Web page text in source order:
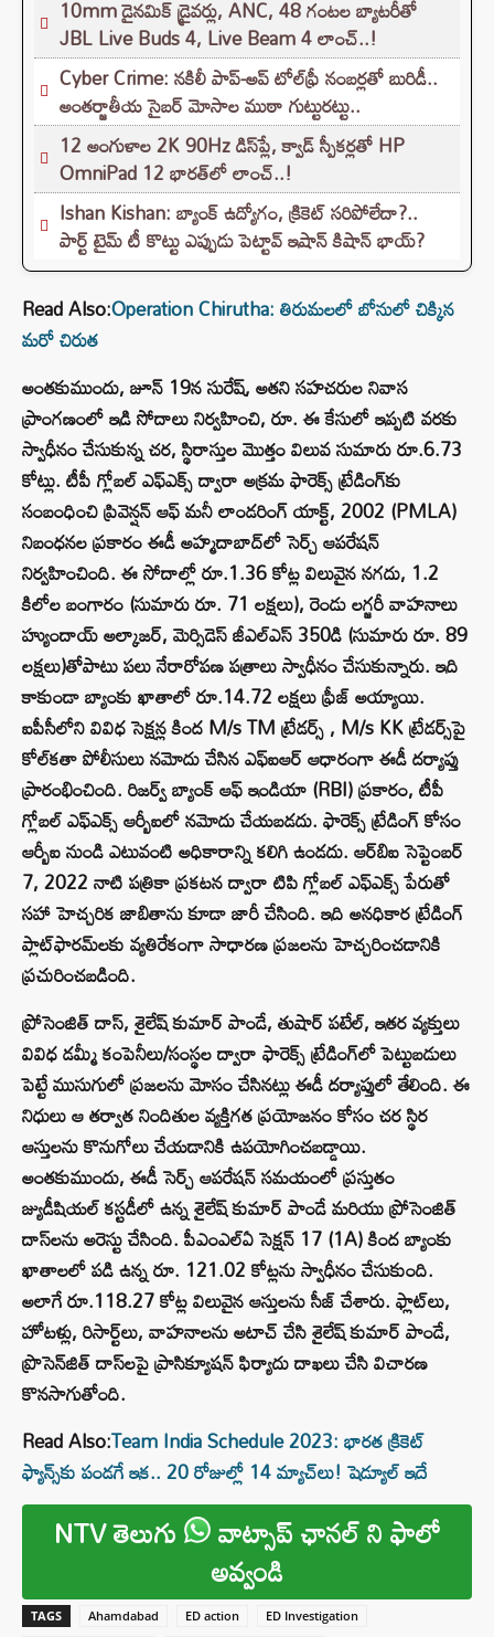
10mm డైనమిక్ డ్రైవర్లు, ANC, 48 గంటల బ్యాటరీతో
JBL Live Buds 4, Live Beam 4 లాంచ్..!
Cyber Crime: నకిలీ పాప్-అప్ టోల్‌ఫ్రీ నంబర్లతో బురిడీ..
అంతర్జాతీయ సైబర్ మోసాల ముఠా గుట్టురట్టు..
12 అంగుళాల 2K 90Hz డిస్‌ప్లే, క్వాడ్ స్పీకర్లతో HP
OmniPad 12 భారత్‌లో లాంచ్..!
Ishan Kishan: బ్యాంక్ ఉద్యోగం, క్రికెట్ సరిపోలేదా?..
పార్ట్ టైమ్ టీ కొట్టు ఎప్పుడు పెట్టావ్ ఇషాన్ కిషాన్ భాయ్‌?
Read Also:Operation Chirutha: తిరుమలలో బోనులో చిక్కిన
మరో చిరుత
అంతకుముందు, జూన్ 19న సురేష్, అతని సహచరుల నివాస
ప్రాంగణంలో ఇడి సోదాలు నిర్వహించి, రూ. ఈ కేసులో ఇప్పటి వరకు
స్వాధీనం చేసుకున్న చర, స్థిరాస్తుల మొత్తం విలువ సుమారు రూ.6.73
కోట్లు. టీపీ గ్లోబల్ ఎఫ్ఎక్స్ ద్వారా అక్రమ ఫారెక్స్ ట్రేడింగ్‌కు
సంబంధించి ప్రివెన్షన్ ఆఫ్ మనీ లాండరింగ్ యాక్ట్, 2002 (PMLA)
నిబంధనల ప్రకారం ఈడీ అహ్మదాబాద్‌లో సెర్చ్ ఆపరేషన్
నిర్వహించింది. ఈ సోదాల్లో రూ.1.36 కోట్ల విలువైన నగదు, 1.2
కిలోల బంగారం (సుమారు రూ. 71 లక్షలు), రెండు లగ్జరీ వాహనాలు
హ్యుందాయ్ అల్కాజర్, మెర్సిడెస్ జీఎల్‌ఎస్ 350డి (సుమారు రూ. 89
లక్షలు)తోపాటు పలు నేరారోపణ పత్రాలు స్వాధీనం చేసుకున్నారు. ఇది
కాకుండా బ్యాంకు ఖాతాలో రూ.14.72 లక్షలు ఫ్రీజ్ అయ్యాయి.
ఐపీసీలోని వివిధ సెక్షన్ల కింద M/s TM ట్రేడర్స్ , M/s KK ట్రేడర్స్‌పై
కోల్‌కతా పోలీసులు నమోదు చేసిన ఎఫ్ఐఆర్ ఆధారంగా ఈడీ దర్యాప్తు
ప్రారంభించింది. రిజర్వ్ బ్యాంక్ ఆఫ్ ఇండియా (RBI) ప్రకారం, టీపీ
గ్లోబల్ ఎఫ్ఎక్స్ ఆర్బీఐలో నమోదు చేయబడదు. ఫారెక్స్ ట్రేడింగ్ కోసం
ఆర్బీఐ నుండి ఎటువంటి అధికారాన్ని కలిగి ఉండదు. ఆర్‌బిఐ సెప్టెంబర్
7, 2022 నాటి పత్రికా ప్రకటన ద్వారా టిపి గ్లోబల్ ఎఫ్‌ఎక్స్ పేరుతో
సహా హెచ్చరిక జాబితాను కూడా జారీ చేసింది. ఇది అనధికార ట్రేడింగ్
ప్లాట్‌ఫారమ్‌లకు వ్యతిరేకంగా సాధారణ ప్రజలను హెచ్చరించడానికి
ప్రచురించబడింది.
ప్రోసెంజిత్ దాస్, శైలేష్ కుమార్ పాండే, తుషార్ పటేల్, ఇతర వ్యక్తులు
వివిధ డమ్మీ కంపెనీలు/సంస్థల ద్వారా ఫారెక్స్ ట్రేడింగ్‌లో పెట్టుబడులు
పెట్టే ముసుగులో ప్రజలను మోసం చేసినట్లు ఈడీ దర్యాప్తులో తేలింది. ఈ
నిధులు ఆ తర్వాత నిందితుల వ్యక్తిగత ప్రయోజనం కోసం చర స్థిర
ఆస్తులను కొనుగోలు చేయడానికి ఉపయోగించబడ్డాయి.
అంతకుముందు, ఈడీ సెర్చ్ ఆపరేషన్ సమయంలో ప్రస్తుతం
జ్యుడీషియల్ కస్టడీలో ఉన్న శైలేష్ కుమార్ పాండే మరియు ప్రోసెంజిత్
దాస్‌లను అరెస్టు చేసింది. పీఎంఎల్ఏ సెక్షన్ 17 (1A) కింద బ్యాంకు
ఖాతాలలో పడి ఉన్న రూ. 121.02 కోట్లను స్వాధీనం చేసుకుంది.
అలాగే రూ.118.27 కోట్ల విలువైన ఆస్తులను సీజ్ చేశారు. ఫ్లాట్‌లు,
హోటళ్లు, రిసార్ట్‌లు, వాహనాలను అటాచ్ చేసి శైలేష్ కుమార్ పాండే,
ప్రొసెన్‌జిత్ దాస్‌లపై ప్రాసిక్యూషన్ ఫిర్యాదు దాఖలు చేసి విచారణ
కొనసాగుతోంది.
Read Also:Team India Schedule 2023: భారత క్రికెట్
ఫ్యాన్స్‌కు పండగే ఇక.. 20 రోజుల్లో 14 మ్యాచ్‌లు! షెడ్యూల్ ఇదే
NTV తెలుగు వాట్సాప్ ఛానల్ ని ఫాలో
అవ్వండి
TAGS Ahamdabad ED action
ED Investigation